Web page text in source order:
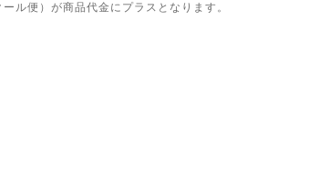
ル便）が商品代金にプラスとなります。